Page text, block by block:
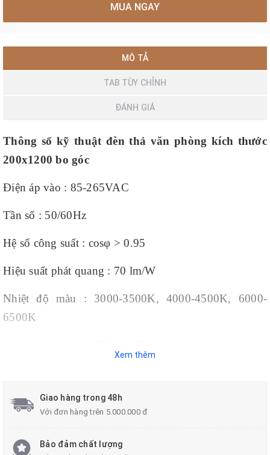
MUA NGAY
MÔ TẢ
TAB TÙY CHỈNH
ĐÁNH GIÁ
Thông số kỹ thuật đèn thả văn phòng kích thước
200x1200 bo góc
Điện áp vào : 85-265VAC
Tần số : 50/60Hz
Hệ số công suất : cosφ > 0.95
Hiệu suất phát quang : 70 lm/W
Nhiệt độ màu : 3000-3500K, 4000-4500K, 6000-
6500K
Tuổi thọ : 25.000 giờ
Bạn muốn kiến thiết văn phòng làm việc chuyên
Xem thêm
Giao hàng trong 48h
Với đơn hàng trên 5.000.000 đ
Bảo đảm chất lượng